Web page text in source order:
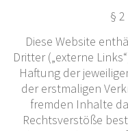
§
Diese Website
Dritter („externe
Haftung der
der erstmaligen
fremden Inhalte
Rechtsverstöße